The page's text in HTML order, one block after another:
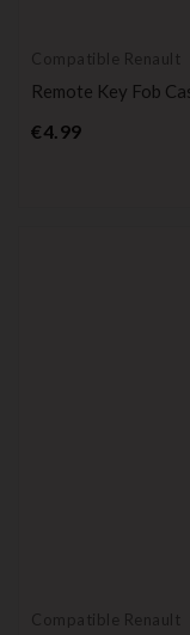
Compatible Renault
Remote Key Fob
€4.99Price
Compatible Renault